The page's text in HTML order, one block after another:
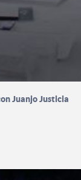
Juanjo Justicia